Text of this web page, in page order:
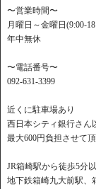
〜営業時間〜
月曜日～金曜日(9:00-
年中無休
〜電話番号〜
092-631-3399
近くに駐車場あり
西日本シティ銀行さん
最大600円負担させて
JR箱崎駅から徒歩5分
地下鉄箱崎九大前駅、